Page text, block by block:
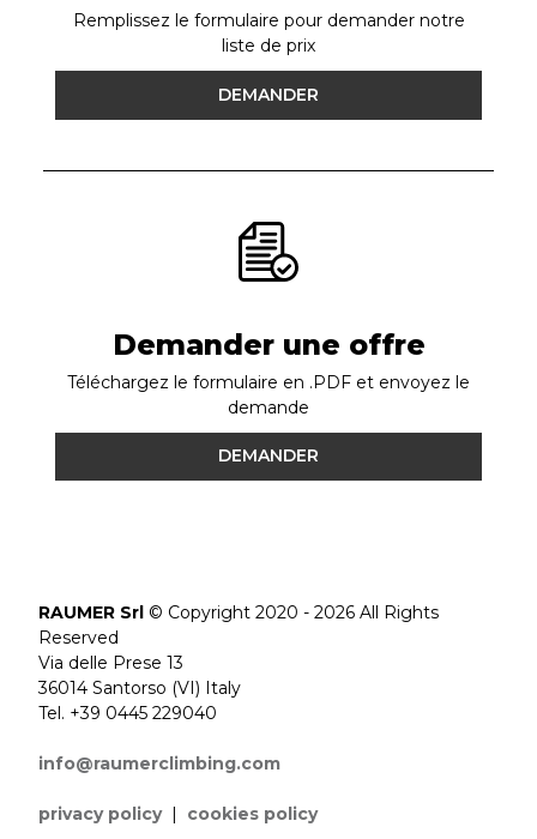
Remplissez le formulaire pour demander notre
liste de prix
DEMANDER
Demander une offre
Téléchargez le formulaire en .PDF et envoyez le
demande
DEMANDER
RAUMER Srl © Copyright 2020 - 2026 All Rights
Reserved
Via delle Prese 13
36014 Santorso (VI) Italy
Tel. +39 0445 229040
info@raumerclimbing.com
privacy policy| cookies policy